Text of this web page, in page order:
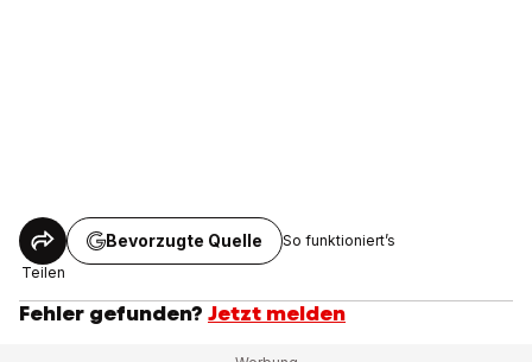
Teilen
Bevorzugte Quelle So funktioniert’s
Fehler gefunden? Jetzt melden